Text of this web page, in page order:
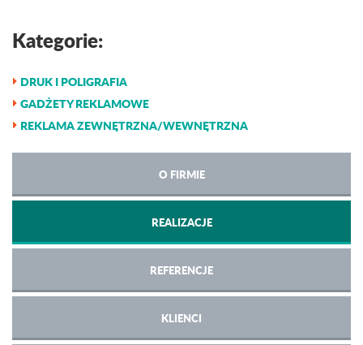
Kategorie:
DRUK I POLIGRAFIA
GADŻETY REKLAMOWE
REKLAMA ZEWNĘTRZNA/WEWNĘTRZNA
O FIRMIE
REALIZACJE
REFERENCJE
KLIENCI